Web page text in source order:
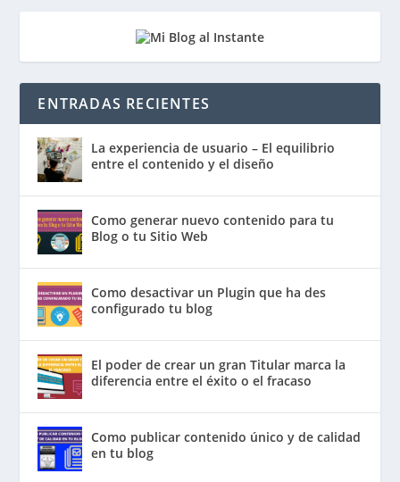
ENTRADAS RECIENTES
La experiencia de usuario – El equilibrio
entre el contenido y el diseño
Como generar nuevo contenido para tu
Blog o tu Sitio Web
Como desactivar un Plugin que ha des
configurado tu blog
El poder de crear un gran Titular marca la
diferencia entre el éxito o el fracaso
Como publicar contenido único y de calidad
en tu blog